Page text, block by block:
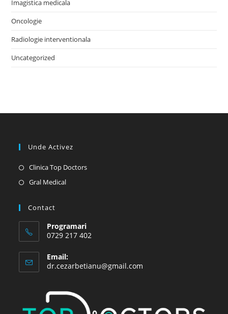
Imagistica medicala
Oncologie
Radiologie interventionala
Uncategorized
Unde Activez
Clinica Top DoctorsOpens
Gral MedicalOpens
tab
Contact
Programari
0729 217 402
Email:
dr.cezarbetianu@gmail.com